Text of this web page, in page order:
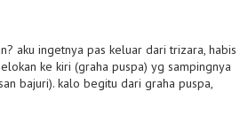
aku ingetnya pas keluar dari trizara, habis
ke kiri (graha puspa) yg sampingnya
bajuri). kalo begitu dari graha puspa,